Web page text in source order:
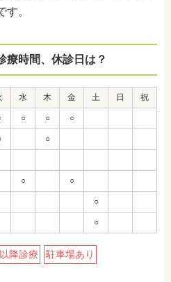
。
療時間、休診日は？
水 木 金 土 日 祝
○ ○ ○
○
○ ○
○
○
降診療 駐車場あり